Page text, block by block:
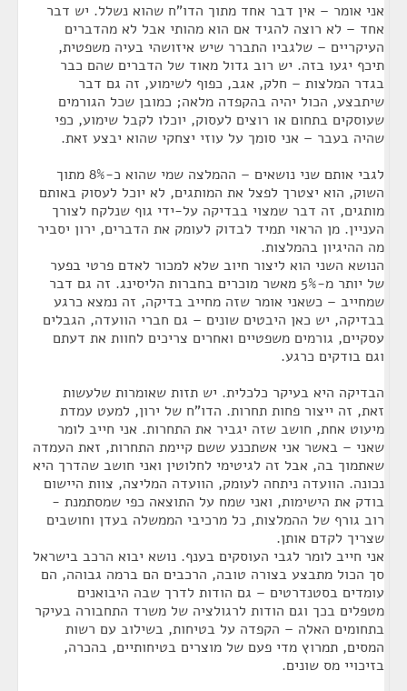
אני אומר – אין דבר אחד מתוך הדו"ח שהוא נשלל. יש דבר
אחד – לא רוצה להגיד אם הוא מהותי אבל לא מהדברים
העיקריים – שלגביו התברר שיש איזושהי בעיה משפטית,
תיכף יגעו בזה. יש רוב גדול מאוד של הדברים שהם כבר
בגדר המלצות – חלק, אגב, כפוף לשימוע, זה גם דבר
שיתבצע, הכול יהיה בהקפדה מלאה; כמובן שכל הגורמים
שעוסקים בתחום או רוצים לעסוק, יוכלו לקבל שימוע, כפי
שהיה בעבר – אני סומך על עוזי יצחקי שהוא יבצע זאת.
לגבי אותם שני נושאים – ההמלצה שמי שהוא כ-8% מתוך
השוק, הוא יצטרך לפצל את המותגים, לא יוכל לעסוק באותם
מותגים, זה דבר שמצוי בבדיקה על-ידי גוף שנלקח לצורך
העניין. מן הראוי תמיד לבדוק לעומק את הדברים, ירון יסביר
מה ההיגיון בהמלצות.
הנושא השני הוא ליצור חיוב שלא למכור לאדם פרטי בפער
של יותר מ-5% מאשר מוכרים בחברות הליסינג. זה גם דבר
שמחייב – כשאני אומר שזה מחייב בדיקה, זה נמצא כרגע
בבדיקה, יש כאן היבטים שונים – גם חברי הוועדה, הגבלים
עסקיים, גורמים משפטיים ואחרים צריכים לחוות את דעתם
וגם בודקים כרגע.
הבדיקה היא בעיקר כלכלית. יש תזות שאומרות שלעשות
זאת, זה ייצור פחות תחרות. הדו"ח של ירון, למעט עמדת
מיעוט אחת, חושב שזה יגביר את התחרות. אני חייב לומר
שאני – באשר אני אשתכנע ששם קיימת התחרות, זאת העמדה
שאתמוך בה, אבל זה לגיטימי לחלוטין ואני חושב שהדרך היא
נכונה. הוועדה ניתחה לעומק, הוועדה המליצה, צוות היישום
בודק את הישימות, ואני שמח על התוצאה כפי שמסתמנת -
רוב גורף של ההמלצות, כל מרכיבי הממשלה בעדן וחושבים
שצריך לקדם אותן.
אני חייב לומר לגבי העוסקים בענף. נושא יבוא הרכב בישראל
סך הכול מתבצע בצורה טובה, הרכבים הם ברמה גבוהה, הם
עומדים בסטנדרטים – גם הודות לדרך שבה היבואנים
מטפלים בכך וגם הודות לרגולציה של משרד התחבורה בעיקר
בתחומים האלה – הקפדה על בטיחות, בשילוב עם רשות
המסים, תמרוץ מדי פעם של מוצרים בטיחותיים, בהכרה,
בזיכויי מס שונים.